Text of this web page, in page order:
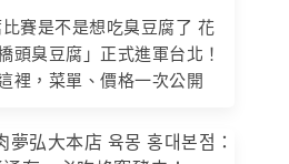
比賽是不是想吃臭豆腐了 花
頭臭豆腐」正式進軍台北！
裡，菜單、價格一次公開